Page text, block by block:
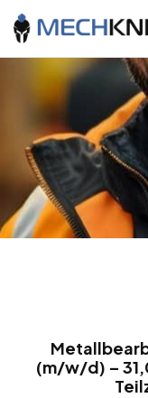
(m/w/d) –